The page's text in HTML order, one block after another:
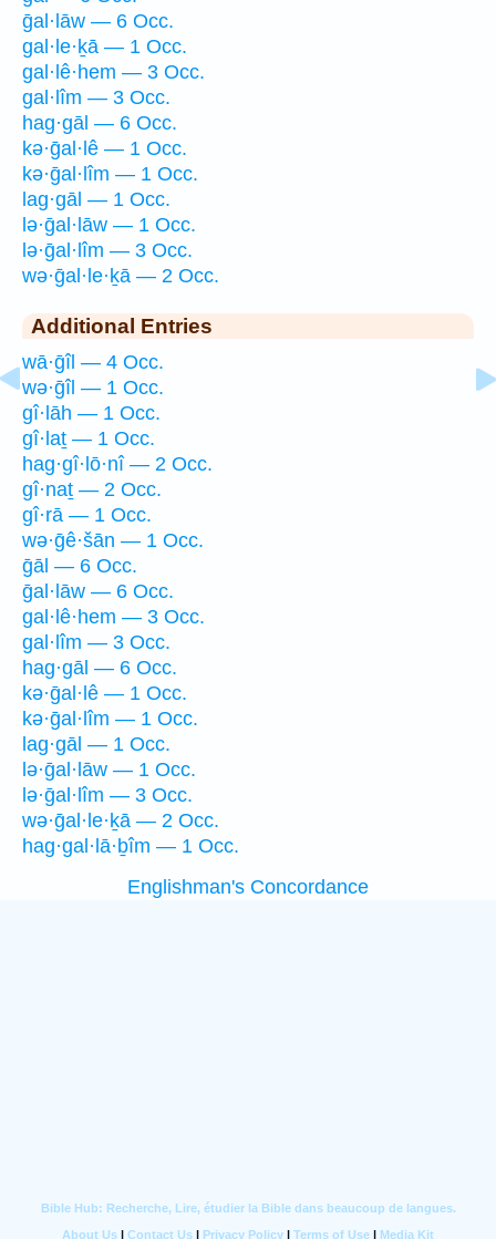
ḡal·lāw — 6 Occ.
gal·le·ḵā — 1 Occ.
gal·lê·hem — 3 Occ.
gal·lîm — 3 Occ.
hag·gāl — 6 Occ.
kə·ḡal·lê — 1 Occ.
kə·ḡal·lîm — 1 Occ.
lag·gāl — 1 Occ.
lə·ḡal·lāw — 1 Occ.
lə·ḡal·lîm — 3 Occ.
wə·ḡal·le·ḵā — 2 Occ.
Additional Entries
wā·ḡîl — 4 Occ.
wə·ḡîl — 1 Occ.
gî·lāh — 1 Occ.
gî·laṯ — 1 Occ.
hag·gî·lō·nî — 2 Occ.
gî·naṯ — 2 Occ.
gî·rā — 1 Occ.
wə·ḡê·šān — 1 Occ.
ḡāl — 6 Occ.
ḡal·lāw — 6 Occ.
gal·lê·hem — 3 Occ.
gal·lîm — 3 Occ.
hag·gāl — 6 Occ.
kə·ḡal·lê — 1 Occ.
kə·ḡal·lîm — 1 Occ.
lag·gāl — 1 Occ.
lə·ḡal·lāw — 1 Occ.
lə·ḡal·lîm — 3 Occ.
wə·ḡal·le·ḵā — 2 Occ.
hag·gal·lā·ḇîm — 1 Occ.
Englishman's Concordance